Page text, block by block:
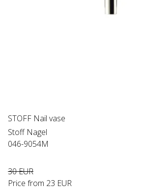
STOFF Nail vase
Stoff Nagel
046-9054M
30 EUR
Price from 23 EUR